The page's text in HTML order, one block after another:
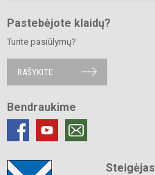
Pastebėjote klaidų?
Turite pasiūlymų?
RAŠYKITE
Bendraukime
Steigėjas